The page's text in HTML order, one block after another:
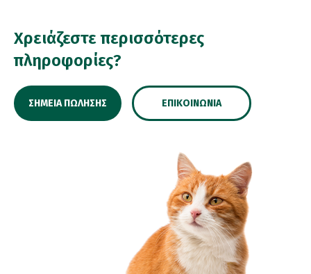
Χρειάζεστε περισσότερες
πληροφορίες?
ΣΗΜΕΊΑ ΠΏΛΗΣΗΣ ΕΠΙΚΟΙΝΩΝΊΑ